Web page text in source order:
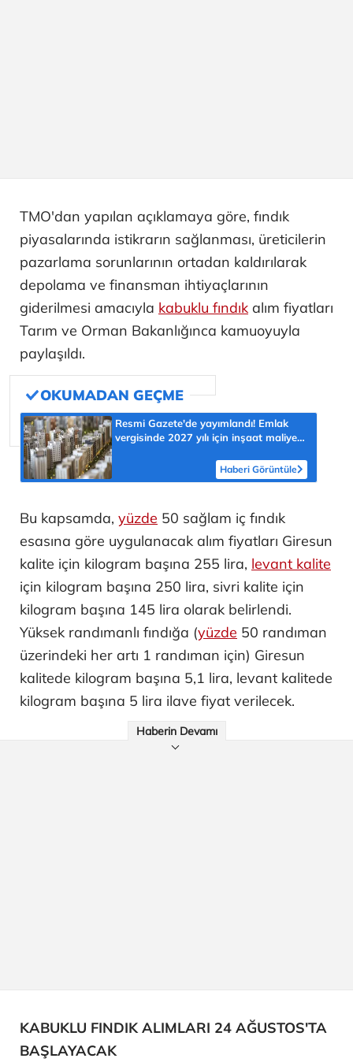
TMO'dan yapılan açıklamaya göre, fındık
piyasalarında istikrarın sağlanması, üreticilerin
pazarlama sorunlarının ortadan kaldırılarak
depolama ve finansman ihtiyaçlarının
giderilmesi amacıyla kabuklu fındık alım fiyatları
Tarım ve Orman Bakanlığınca kamuoyuyla
paylaşıldı.
Resmi Gazete'de yayımlandı! Emlak
vergisinde 2027 yılı için inşaat maliyet
Haberi Görüntüle
Bu kapsamda, yüzde 50 sağlam iç fındık
esasına göre uygulanacak alım fiyatları Giresun
kalite için kilogram başına 255 lira, levant kalite
için kilogram başına 250 lira, sivri kalite için
kilogram başına 145 lira olarak belirlendi.
Yüksek randımanlı fındığa (yüzde 50 randıman
üzerindeki her artı 1 randıman için) Giresun
kalitede kilogram başına 5,1 lira, levant kalitede
kilogram başına 5 lira ilave fiyat verilecek.
Haberin Devamı
KABUKLU FINDIK ALIMLARI 24 AĞUSTOS'TA
BAŞLAYACAK